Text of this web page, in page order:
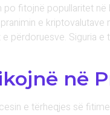
fitojnë popullaritet
e
përdoruesve. Siguria
në
e tërheqjes së